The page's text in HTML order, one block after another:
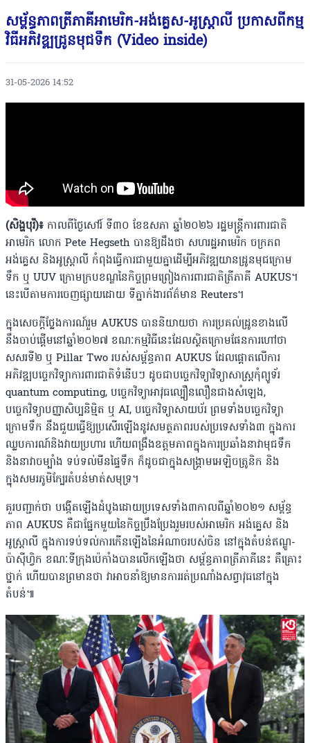
សម្ព័ន្ធភាពត្រីភាគីអាមេរិក-អង់គ្លេស-អូស្រ្តាលី ប្រកាសពីកម្ម
វិធីអភិវឌ្ឍដ្រូនមុជទឹក (Video inside)
31-05-2026 14:52
(សិង្ហបុរី)៖ កាលពីថ្ងៃសៅរ៍ ទី៣០ ខែឧសភា ឆ្នាំ២០២៦ រដ្ឋមន្រ្តីការពារជាតិ
អាមេរិក លោក Pete Hegseth បានឱ្យដឹងថា សហរដ្ឋអាមេរិក ចក្រភព
អង់គ្លេស និងអូស្រ្តាលី កំពុងធ្វើការជាមួយគ្នាដើម្បីអភិវឌ្ឍយានដ្រូនមុជក្រោម
ទឹក ឬ UUV ក្រោមក្របខណ្ឌនៃកិច្ចព្រមព្រៀងការពារជាតិត្រីភាគី AUKUS។
នេះបើតាមការចេញផ្សាយដោយ ទីភ្នាក់ងារព័ត៌មាន Reuters។
ក្នុងសេចក្តីថ្លែងការណ៍រួម AUKUS បាននិយាយថា ការប្រគល់ដ្រូនខាងលើ
នឹងចាប់ផ្តើមនៅឆ្នាំ២០២៧ ខណៈកម្មវិធីនេះដែលស្ថិតក្រោមផែនការហៅថា
សសរទី២ ឬ Pillar Two របស់សម្ព័ន្ធភាព AUKUS ដែលផ្តោតលើការ
អភិវឌ្ឍបច្ចេកវិទ្យាការពារជាតិទំនើបៗ ដូចជាបច្ចេកវិទ្យាវិទ្យាសាស្រ្តកុំព្យូទ័រ
quantum computing, បច្ចេកវិទ្យាអាវុធល្បឿនលឿនជាងសំឡេង,
បច្ចេកវិទ្យាបញ្ញាសិប្បនិម្មិត ឬ AI, បច្ចេកវិទ្យាសាយប័រ ព្រមទាំងបច្ចេកវិទ្យា
ក្រោមទឹក នឹងជួយធ្វើឱ្យប្រសើរឡើងនូវ​សមត្ថភាពរបស់ប្រទេសទាំង៣ ក្នុងការ
ឈ្លបការណ៍និងវាយប្រហារ ហើយពង្រឹងឧត្តមភាពក្នុងការប្រឆាំងនាវាមុជទឹក
និងនាវាចម្បាំង ទប់ទល់មីនផ្ទៃទឹក ក៏ដូចជាក្នុងសង្រ្គាមអេឡិចត្រូនិក និង
ក្នុងសមរភូមិក្បែរតំបន់មាត់សមុទ្រ។
គួរបញ្ជាក់ថា បង្កើតឡើងដំបូងដោយប្រទេសទាំង៣កាលពីឆ្នាំ២០២១ សម្ព័ន្ធ
ភាព AUKUS គឺជាផ្នែកមួយនៃកិច្ចប្រឹងប្រែងរួមរបស់អាមេរិក អង់គ្លេស និង
អូស្រ្តាលី ក្នុងការទប់ទល់ការកើនឡើងនៃអំណាចរបស់ចិន នៅក្នុងតំបន់ឥណ្ឌូ-
ប៉ាស៉ីហ្វិក ខណៈទីក្រុងប៉េកាំងបានលើកឡើងថា សម្ព័ន្ធភាពត្រីភាគីនេះ គឺគ្រោះ
ថ្នាក់ ហើយបានព្រមានថា វាអាចនាំឱ្យមានការរត់ប្រណាំងសព្វាវុធនៅក្នុង
តំបន់៕